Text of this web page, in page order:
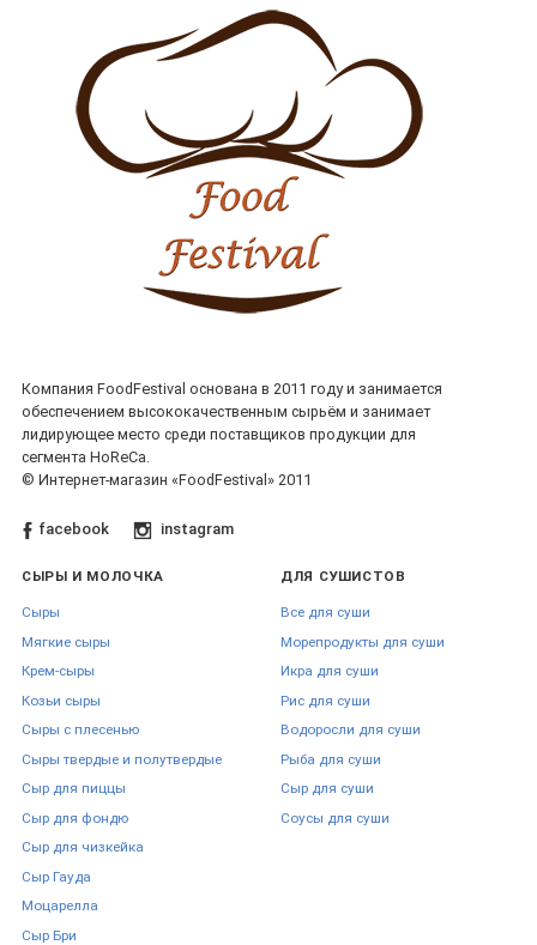
Компания FoodFestival основана в 2011 году и занимается
обеспечением высококачественным сырьём и занимает
лидирующее место среди поставщиков продукции для
сегмента HoReCa.
© Интернет-магазин «FoodFestival» 2011
facebook instagram
СЫРЫ И МОЛОЧКА
Сыры
Мягкие сыры
Крем-сыры
Козьи сыры
Сыры с плесенью
Сыры твердые и полутвердые
Сыр для пиццы
Сыр для фондю
Сыр для чизкейка
Сыр Гауда
Моцарелла
Сыр Бри
ДЛЯ СУШИСТОВ
Все для суши
Морепродукты для суши
Икра для суши
Рис для суши
Водоросли для суши
Рыба для суши
Сыр для суши
Соусы для суши